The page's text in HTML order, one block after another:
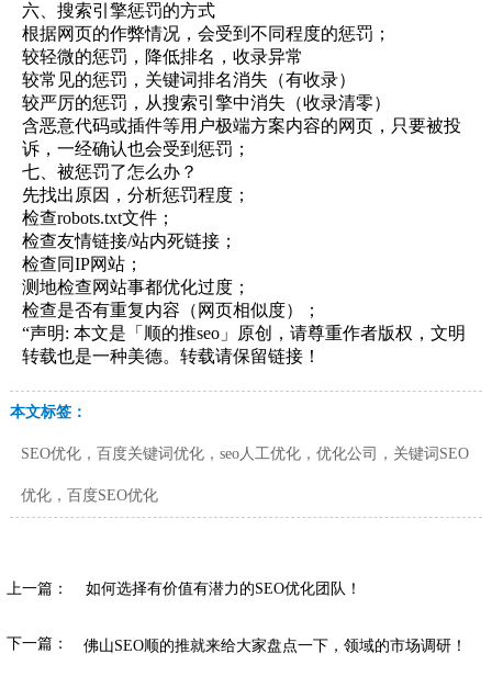
六、搜索引擎惩罚的方式
根据网页的作弊情况，会受到不同程度的惩罚；
较轻微的惩罚，降低排名，收录异常
较常见的惩罚，关键词排名消失（有收录）
较严厉的惩罚，从搜索引擎中消失（收录清零）
含恶意代码或插件等用户极端方案内容的网页，只要被投
诉，一经确认也会受到惩罚；
七、被惩罚了怎么办？
先找出原因，分析惩罚程度；
检查robots.txt文件；
检查友情链接/站内死链接；
检查同IP网站；
测地检查网站事都优化过度；
检查是否有重复内容（网页相似度）；
“声明: 本文是「顺的推seo」原创，请尊重作者版权，文明
转载也是一种美德。转载请保留链接！
本文标签：
SEO优化，百度关键词优化，seo人工优化，优化公司，关键词SEO
优化，百度SEO优化
上一篇： 如何选择有价值有潜力的SEO优化团队！
下一篇： 佛山SEO顺的推就来给大家盘点一下，领域的市场调研！